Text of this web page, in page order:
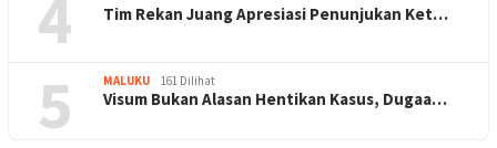
4 Tim Rekan Juang Apresiasi Penunjukan Ket…
5 MALUKU 161 Dilihat
Visum Bukan Alasan Hentikan Kasus, Dugaa…